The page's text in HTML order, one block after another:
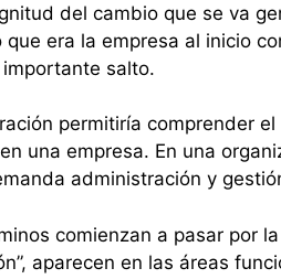
del cambio que se va
que era la empresa al inicio
salto.
permitiría comprender
una empresa. En una
administración y
comienzan a pasar por
aparecen en las áreas